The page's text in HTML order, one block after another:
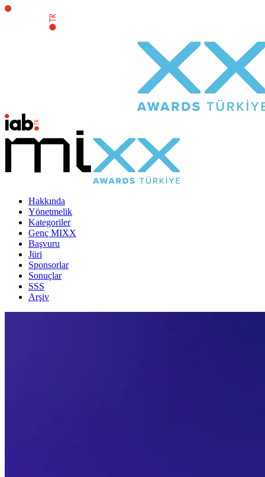
Hakkında
Yönetmelik
Kategoriler
Genç MIXX
Başvuru
Jüri
Sponsorlar
Sonuçlar
SSS
Arşiv